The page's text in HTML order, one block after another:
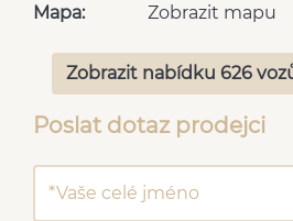
Mapa:
Zobrazit mapu
Zobrazit nabídku 626
Poslat dotaz prodejci